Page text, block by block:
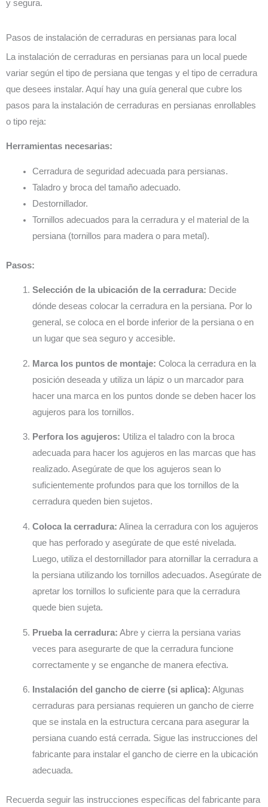
y segura.
Pasos de instalación de cerraduras en persianas para local
La instalación de cerraduras en persianas para un local puede
variar según el tipo de persiana que tengas y el tipo de cerradura
que desees instalar. Aquí hay una guía general que cubre los
pasos para la instalación de cerraduras en persianas enrollables
o tipo reja:
Herramientas necesarias:
Cerradura de seguridad adecuada para persianas.
Taladro y broca del tamaño adecuado.
Destornillador.
Tornillos adecuados para la cerradura y el material de la
persiana (tornillos para madera o para metal).
Pasos:
Selección de la ubicación de la cerradura: Decide
dónde deseas colocar la cerradura en la persiana. Por lo
general, se coloca en el borde inferior de la persiana o en
un lugar que sea seguro y accesible.
Marca los puntos de montaje: Coloca la cerradura en la
posición deseada y utiliza un lápiz o un marcador para
hacer una marca en los puntos donde se deben hacer los
agujeros para los tornillos.
Perfora los agujeros: Utiliza el taladro con la broca
adecuada para hacer los agujeros en las marcas que has
realizado. Asegúrate de que los agujeros sean lo
suficientemente profundos para que los tornillos de la
cerradura queden bien sujetos.
Coloca la cerradura: Alinea la cerradura con los agujeros
que has perforado y asegúrate de que esté nivelada.
Luego, utiliza el destornillador para atornillar la cerradura a
la persiana utilizando los tornillos adecuados. Asegúrate de
apretar los tornillos lo suficiente para que la cerradura
quede bien sujeta.
Prueba la cerradura: Abre y cierra la persiana varias
veces para asegurarte de que la cerradura funcione
correctamente y se enganche de manera efectiva.
Instalación del gancho de cierre (si aplica): Algunas
cerraduras para persianas requieren un gancho de cierre
que se instala en la estructura cercana para asegurar la
persiana cuando está cerrada. Sigue las instrucciones del
fabricante para instalar el gancho de cierre en la ubicación
adecuada.
Recuerda seguir las instrucciones específicas del fabricante para